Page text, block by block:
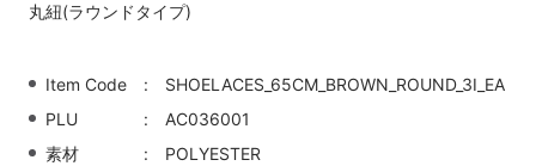
丸紐(ラウンドタイプ)
Item Code
SHOELACES_65CM_BROWN_ROUND_3I_EA
PLU
AC036001
素材
POLYESTER